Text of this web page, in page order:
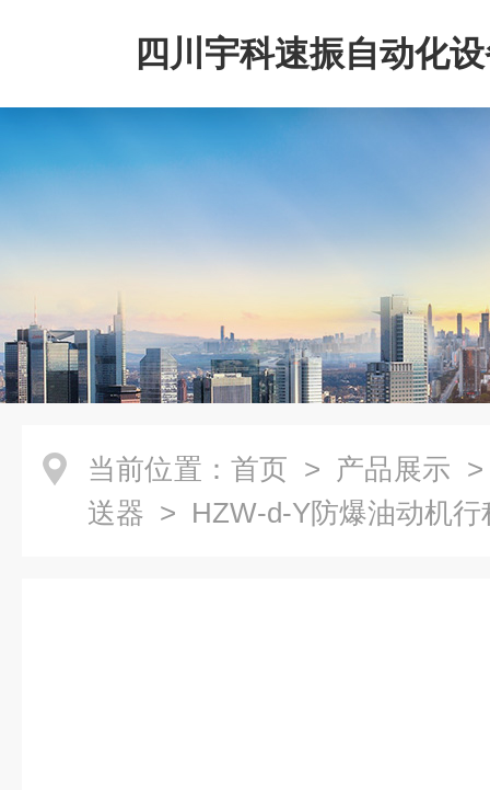
四川宇科速振自动化
公司
当前位置： 首页 > 产品展示
送器 > HZW-d-Y防爆油动机行